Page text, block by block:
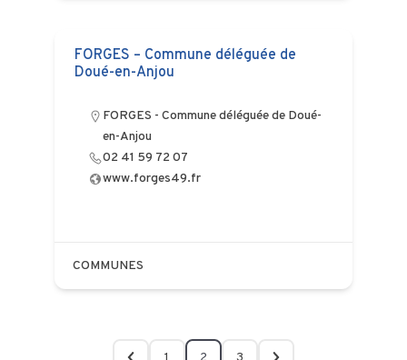
FORGES – Commune déléguée de
Doué-en-Anjou
FORGES - Commune déléguée de Doué-
en-Anjou
02 41 59 72 07
www.forges49.fr
COMMUNES